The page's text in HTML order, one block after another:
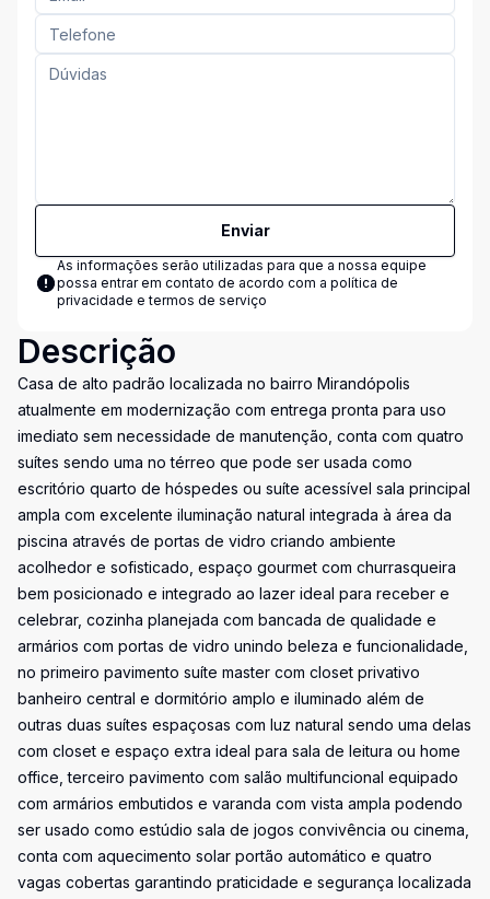
Enviar
As informações serão utilizadas para que a nossa equipe
possa entrar em contato de acordo com a política de
privacidade e termos de serviço
Descrição
Casa de alto padrão localizada no bairro Mirandópolis
atualmente em modernização com entrega pronta para uso
imediato sem necessidade de manutenção, conta com quatro
suítes sendo uma no térreo que pode ser usada como
escritório quarto de hóspedes ou suíte acessível sala principal
ampla com excelente iluminação natural integrada à área da
piscina através de portas de vidro criando ambiente
acolhedor e sofisticado, espaço gourmet com churrasqueira
bem posicionado e integrado ao lazer ideal para receber e
celebrar, cozinha planejada com bancada de qualidade e
armários com portas de vidro unindo beleza e funcionalidade,
no primeiro pavimento suíte master com closet privativo
banheiro central e dormitório amplo e iluminado além de
outras duas suítes espaçosas com luz natural sendo uma delas
com closet e espaço extra ideal para sala de leitura ou home
office, terceiro pavimento com salão multifuncional equipado
com armários embutidos e varanda com vista ampla podendo
ser usado como estúdio sala de jogos convivência ou cinema,
conta com aquecimento solar portão automático e quatro
vagas cobertas garantindo praticidade e segurança localizada